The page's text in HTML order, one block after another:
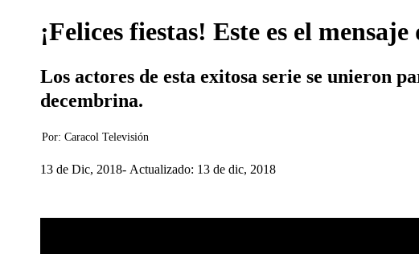
¡Felices fiestas! Este es el
Los actores de esta exitosa serie se unieron
decembrina.
Por: Caracol Televisión
13 de Dic, 2018 Actualizado: 13 de dic, 2018